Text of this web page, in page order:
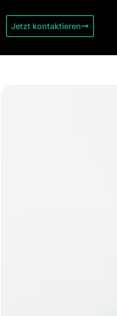
Jetzt kontaktieren